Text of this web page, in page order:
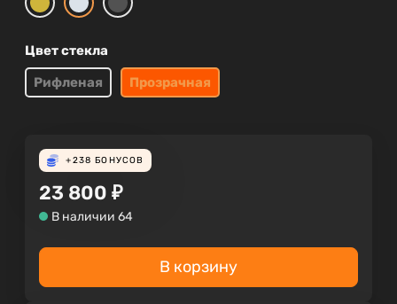
Цвет стекла
Рифленая
Прозрачная
+238 БОНУСОВ
23 800 ₽
В наличии 64
В корзину